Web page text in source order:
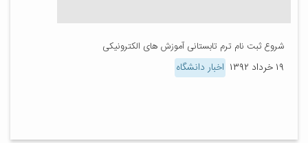
شروع ثبت نام ترم تابستانی آموزش های الکترونیکی
۱۹ خرداد ۱۳۹۲ اخبار دانشگاه